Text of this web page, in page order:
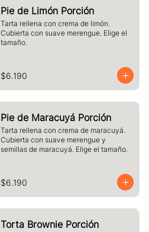
Pie de Limón Porción
Tarta rellena con crema de limón.
Cubierta con suave merengue. Elige el
tamaño.
$6.190
Pie de Maracuyá Porción
Tarta rellena con crema de maracuyá.
Cubierta con suave merengue y
semillas de maracuyá. Elige el tamaño.
$6.190
Torta Brownie Porción